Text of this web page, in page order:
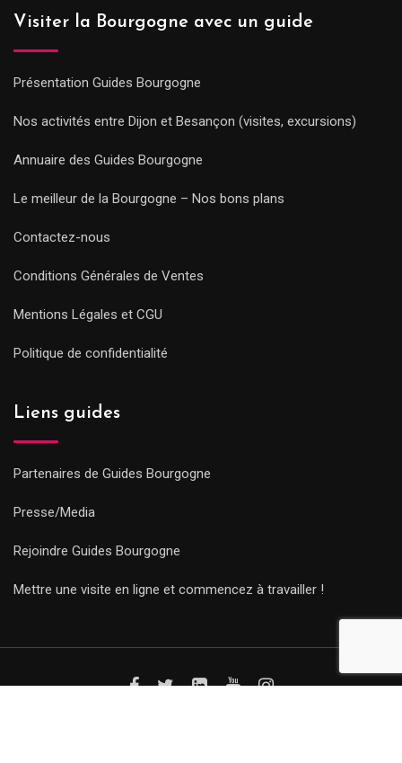
Visiter la Bourgogne avec un guide
Présentation Guides Bourgogne
Nos activités entre Dijon et Besançon (visites, excursions)
Annuaire des Guides Bourgogne
Le meilleur de la Bourgogne – Nos bons plans
Contactez-nous
Conditions Générales de Ventes
Mentions Légales et CGU
Politique de confidentialité
Liens guides
Partenaires de Guides Bourgogne
Presse/Media
Rejoindre Guides Bourgogne
Mettre une visite en ligne et commencez à travailler !